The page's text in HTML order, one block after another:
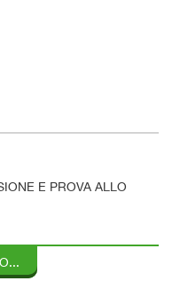
E PROVA ALLO